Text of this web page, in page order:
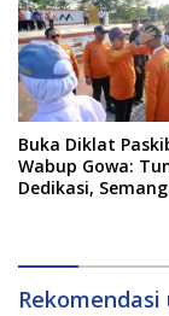
Buka Diklat
Wabup Gowa:
Dedikasi,